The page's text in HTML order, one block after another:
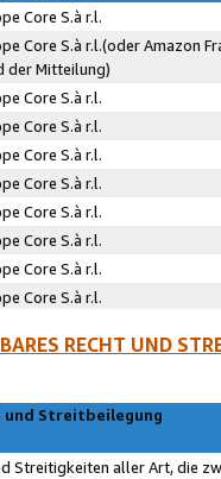
Core S.à r.l.
Core S.à r.l.(oder Amazon
der Mitteilung)
Core S.à r.l.
Core S.à r.l.
Core S.à r.l.
Core S.à r.l.
Core S.à r.l.
Core S.à r.l.
Core S.à r.l.
Core S.à r.l.
RECHT UND
und Streitbeilegung
Streitigkeiten aller Art, die